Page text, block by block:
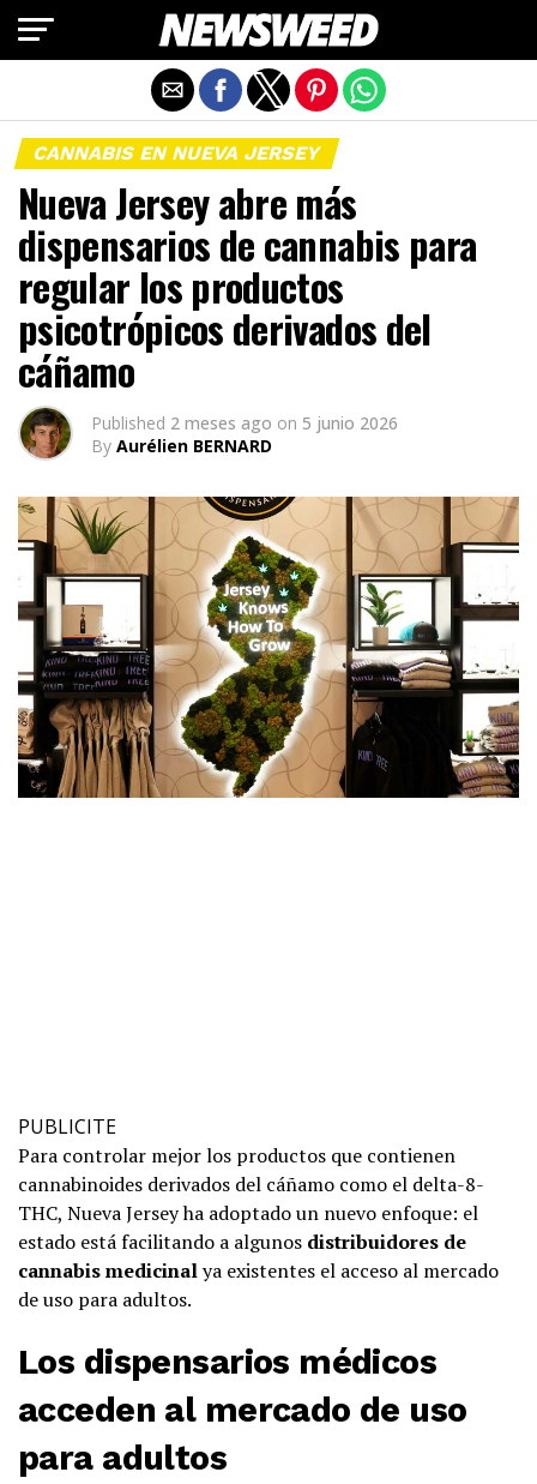
CANNABIS EN NUEVA JERSEY
Nueva Jersey abre más
dispensarios de cannabis para
regular los productos
psicotrópicos derivados del
cáñamo
Published 2 meses ago on 5 junio 2026
By Aurélien BERNARD
PUBLICITE
Para controlar mejor los productos que contienen
cannabinoides derivados del cáñamo como el delta-8-
THC, Nueva Jersey ha adoptado un nuevo enfoque: el
estado está facilitando a algunos distribuidores de
cannabis medicinalya existentes el acceso al mercado
de uso para adultos.
Los dispensarios médicos
acceden al mercado de uso
para adultos
Salir de la versión móvil